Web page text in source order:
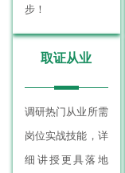
步！
取证从业
调研热门从业所需
岗位实战技能，详
细讲授更具落地